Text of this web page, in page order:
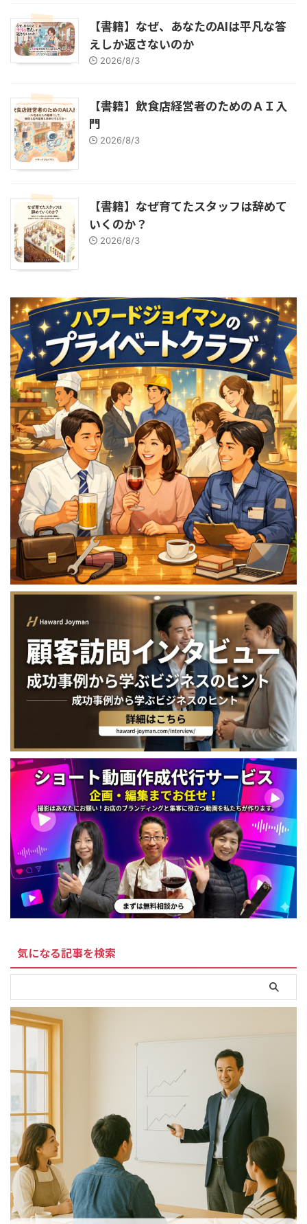
【書籍】なぜ、あなたのAIは平凡な答
えしか返さないのか
2026/8/3
【書籍】飲食店経営者のためのＡＩ入
門
2026/8/3
【書籍】なぜ育てたスタッフは辞めて
いくのか？
2026/8/3
気になる記事を検索